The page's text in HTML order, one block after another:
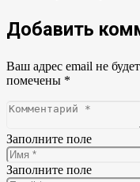
Добавить
Ваш адрес email не
помечены *
Заполните поле
Заполните поле